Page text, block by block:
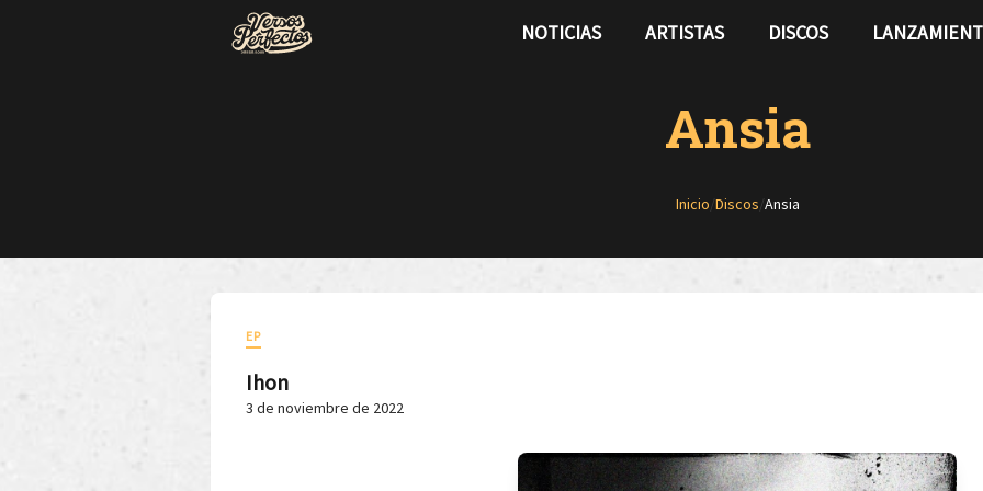
NOTICIAS ARTISTAS DISCOS
Ansia
Inicio/Discos/Ansia
EP
Ihon
3 de noviembre de 2022